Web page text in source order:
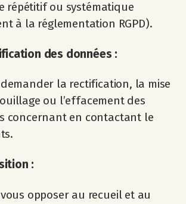
répétitif ou systématique
à la réglementation RGPD).
des données :
la rectification, la mise
ou l’effacement des
concernant en contactant le
:
opposer au recueil et au